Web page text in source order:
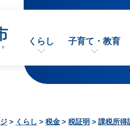
くらし 子育て・教育
> くらし > 税金 > 税証明 > 課税所得